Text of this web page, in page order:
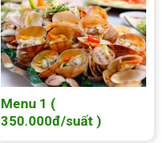
Menu 1 (
350.000đ/suất )